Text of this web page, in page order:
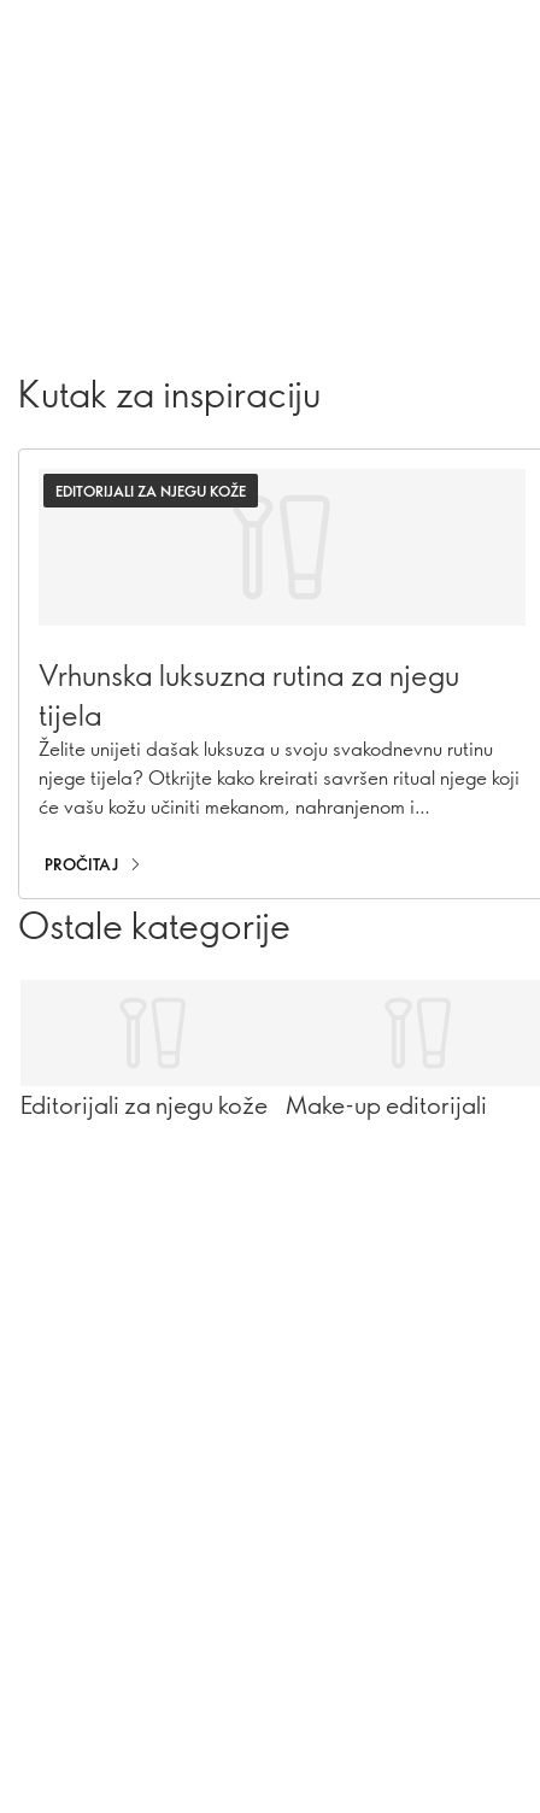
Kutak za inspiraciju
EDITORIJALI ZA NJEGU KOŽE
Vrhunska luksuzna rutina za njegu
tijela
Želite unijeti dašak luksuza u svoju svakodnevnu rutinu
njege tijela? Otkrijte kako kreirati savršen ritual njege koji
će vašu kožu učiniti mekanom, nahranjenom i
jednostavnih koraka, svakodnevna njega može postati
pravi trenutak opuštanja i uživanja.
PROČITAJ
Ostale kategorije
Editorijali za njegu kože Make-up editorijali